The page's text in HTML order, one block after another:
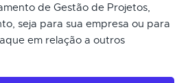
de Gestão de Projetos,
seja para sua empresa ou para
em relação a outros